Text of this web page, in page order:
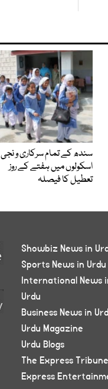
سندھ کے تمام سرکاری و نجی
اسکولوں میں ہفتے کے روز
تعطیل کا فیصلہ
Showbiz News in
Sports News in Urdu
International News
Urdu
Business News in
Urdu Magazine
Urdu Blogs
The Express Tribune
Express